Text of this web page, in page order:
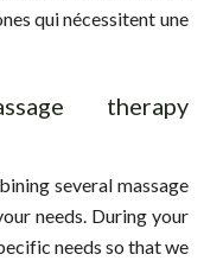
qui nécessitent une
therapy
several massage
needs. During your
needs so that we